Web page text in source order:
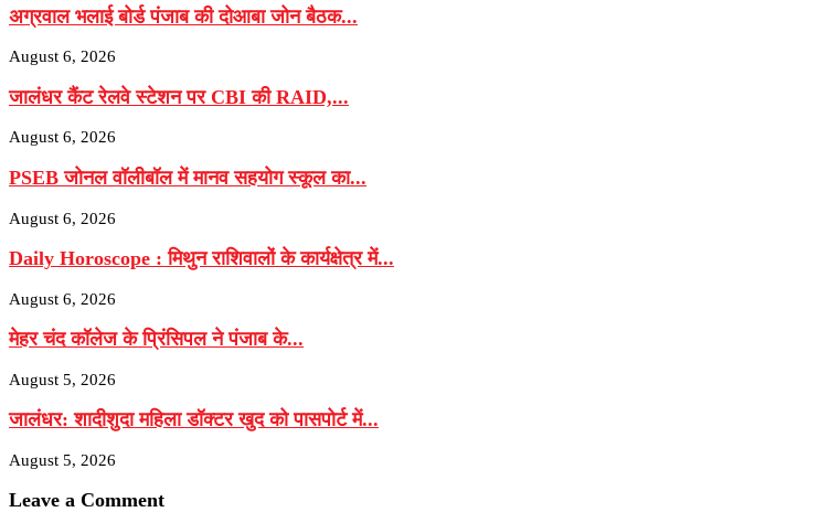
अग्रवाल भलाई बोर्ड पंजाब की दोआबा जोन बैठक...
August 6, 2026
जालंधर कैंट रेलवे स्टेशन पर CBI की RAID,...
August 6, 2026
PSEB जोनल वॉलीबॉल में मानव सहयोग स्कूल का...
August 6, 2026
Daily Horoscope : मिथुन राशिवालों के कार्यक्षेत्र में...
August 6, 2026
मेहर चंद कॉलेज के प्रिंसिपल ने पंजाब के...
August 5, 2026
जालंधर: शादीशुदा महिला डॉक्टर खुद को पासपोर्ट में...
August 5, 2026
Leave a Comment